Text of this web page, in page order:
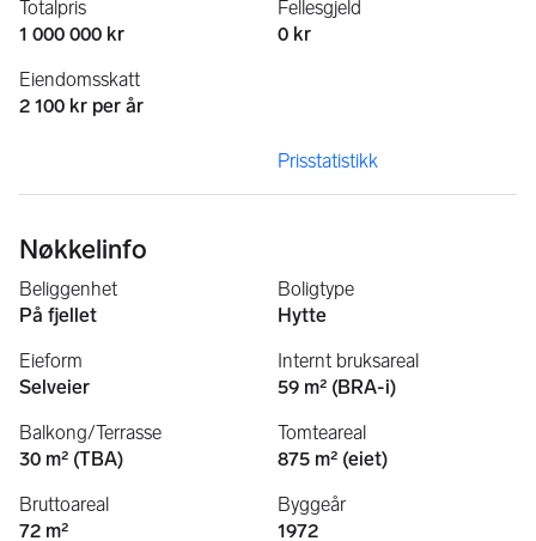
Totalpris
1 000 000 kr
Fellesgjeld
0 kr
Eiendomsskatt
2 100 kr per år
Prisstatistikk
Nøkkelinfo
Beliggenhet
På fjellet
Boligtype
Hytte
Eieform
Selveier
Internt bruksareal
59 m² (BRA-i)
Balkong/Terrasse
30 m² (TBA)
Tomteareal
875 m² (eiet)
Bruttoareal
72 m²
Byggeår
1972